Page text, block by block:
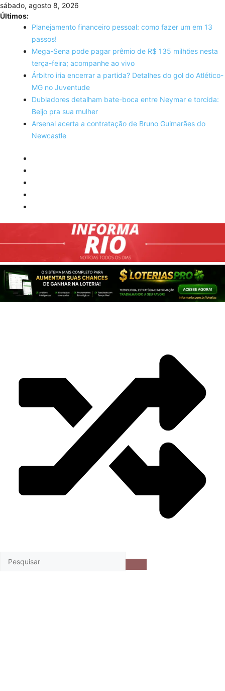
Skip
to
content
sábado, agosto 8, 2026
Últimos:
Planejamento financeiro pessoal: como fazer um em 13
passos!
Mega-Sena pode pagar prêmio de R$ 135 milhões nesta
terça-feira; acompanhe ao vivo
Árbitro iria encerrar a partida? Detalhes do gol do Atlético-
MG no Juventude
Dubladores detalham bate-boca entre Neymar e torcida:
Beijo pra sua mulher
Arsenal acerta a contratação de Bruno Guimarães do
Newcastle